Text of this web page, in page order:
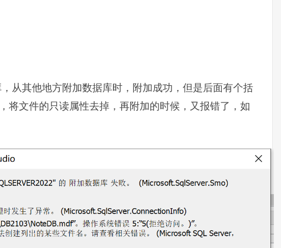
从其他地方附加数据库时，附加成功，但是后面有个括
将文件的只读属性去掉，再附加的时候，又报错了，如